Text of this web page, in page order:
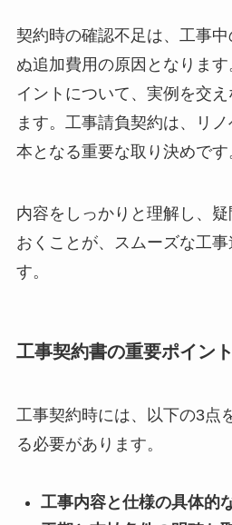
契約時の確認不足は、工事
ぬ追加費用の原因となりま
イントについて、実例を交
ます。工事請負契約は、リ
本となる重要な取り決めです
内容をしっかりと理解し、
おくことが、スムーズな工
す。
工事契約書の重要ポイント
工事契約時には、以下の3点
る必要があります。
工事内容と仕様の具体的